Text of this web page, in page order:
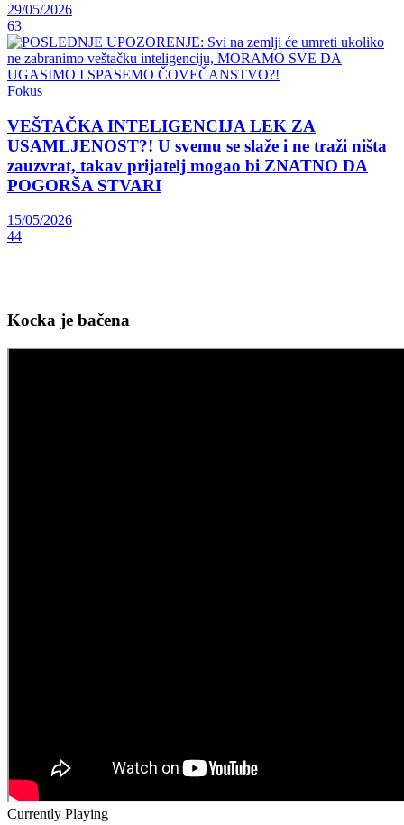
29/05/2026
63
Fokus
VEŠTAČKA INTELIGENCIJA LEK ZA
USAMLJENOST?! U svemu se slaže i ne traži ništa
zauzvrat, takav prijatelj mogao bi ZNATNO DA
POGORŠA STVARI
15/05/2026
44
Kocka je bačena
Currently Playing